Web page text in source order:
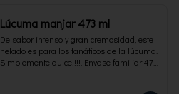
Lúcuma manjar 473 ml
De sabor intenso y gran cremosidad, este
helado es para los fanáticos de la lúcuma.
Simplemente dulce!!!!. Envase familiar 473